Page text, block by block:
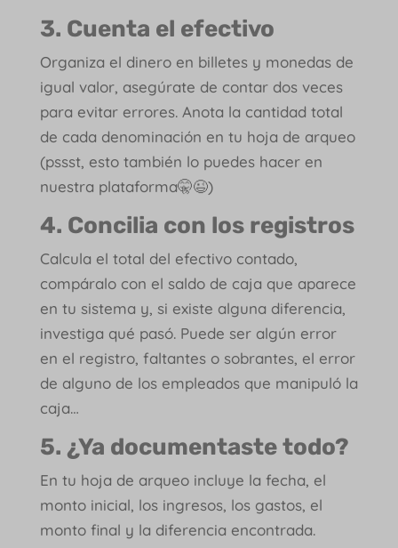
3. Cuenta el efectivo
Organiza el dinero en billetes y monedas de
igual valor, asegúrate de contar dos veces
para evitar errores. Anota la cantidad total
de cada denominación en tu hoja de arqueo
(pssst, esto también lo puedes hacer en
nuestra plataforma🤫😉)
4. Concilia con los registros
Calcula el total del efectivo contado,
compáralo con el saldo de caja que aparece
en tu sistema y, si existe alguna diferencia,
investiga qué pasó. Puede ser algún error
en el registro, faltantes o sobrantes, el error
de alguno de los empleados que manipuló la
caja…
5. ¿Ya documentaste todo?
En tu hoja de arqueo incluye la fecha, el
monto inicial, los ingresos, los gastos, el
monto final y la diferencia encontrada.